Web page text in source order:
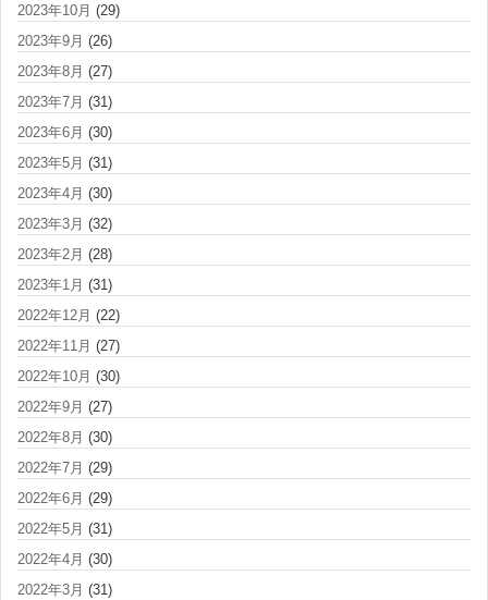
2023年10月 (29)
2023年9月 (26)
2023年8月 (27)
2023年7月 (31)
2023年6月 (30)
2023年5月 (31)
2023年4月 (30)
2023年3月 (32)
2023年2月 (28)
2023年1月 (31)
2022年12月 (22)
2022年11月 (27)
2022年10月 (30)
2022年9月 (27)
2022年8月 (30)
2022年7月 (29)
2022年6月 (29)
2022年5月 (31)
2022年4月 (30)
2022年3月 (31)